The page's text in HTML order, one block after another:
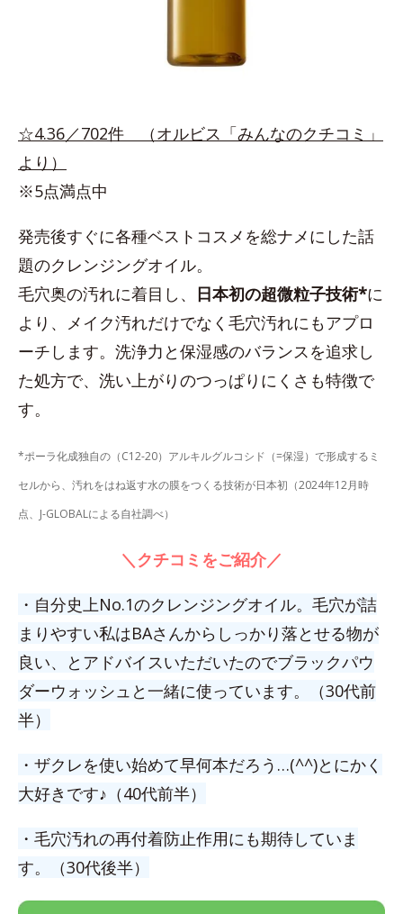
☆4.36／702件 （オルビス「みんなのクチコミ」
より）
※5点満点中
発売後すぐに各種ベストコスメを総ナメにした話
題のクレンジングオイル。
毛穴奥の汚れに着目し、 日本初の超微粒子技術*に
より、メイク汚れだけでなく毛穴汚れにもアプロ
ーチします。洗浄力と保湿感のバランスを追求し
た処方で、洗い上がりのつっぱりにくさも特徴で
す。
*ポーラ化成独自の（C12-20）アルキルグルコシド（=保湿）で形成するミ
セルから、汚れをはね返す水の膜をつくる技術が日本初（2024年12月時
点、J-GLOBALによる自社調べ）
＼クチコミをご紹介／
・自分史上No.1のクレンジングオイル。毛穴が詰
まりやすい私はBAさんからしっかり落とせる物が
良い、とアドバイスいただいたのでブラックパウ
ダーウォッシュと一緒に使っています。（30代前
半）
・ザクレを使い始めて早何本だろう…(^^)とにかく
大好きです♪（40代前半）
・毛穴汚れの再付着防止作用にも期待していま
す。（30代後半）